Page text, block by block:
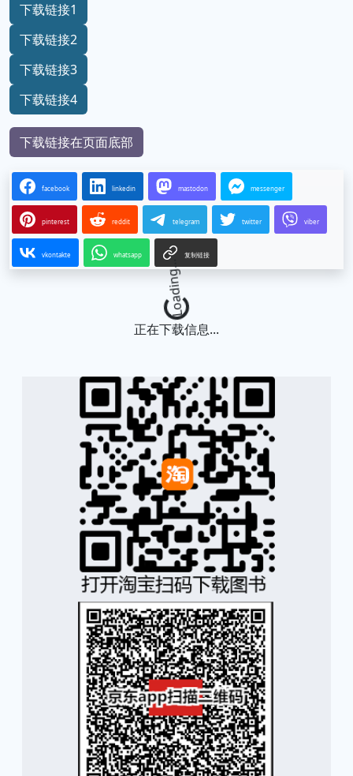
下载链接1
下载链接2
下载链接3
下载链接4
下载链接在页面底部
facebook linkedin mastodon messenger
pinterest reddit telegram twitter viber
vkontakte whatsapp 复制链接
Loading...
正在下载信息...